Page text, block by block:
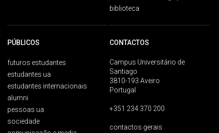
biblioteca
PÚBLICOS
futuros estudantes
estudantes ua
estudantes internacionais
alumni
pessoas ua
sociedade
CONTACTOS
Campus Universitário de
Santiago
3810-193 Aveiro
Portugal
+351 234 370 200
contactos gerais